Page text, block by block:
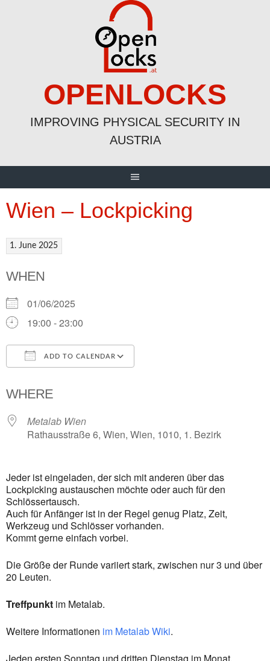
OPENLOCKS
IMPROVING PHYSICAL SECURITY IN
AUSTRIA
Wien – Lockpicking
1. June 2025
WHEN
01/06/2025
19:00 - 23:00
ADD TO CALENDAR
WHERE
Metalab Wien
Rathausstraße 6, Wien, Wien, 1010, 1. Bezirk
Jeder ist eingeladen, der sich mit anderen über das
Lockpicking austauschen möchte oder auch für den
Schlössertausch.
Auch für Anfänger ist in der Regel genug Platz, Zeit,
Werkzeug und Schlösser vorhanden.
Kommt gerne einfach vorbei.
Die Größe der Runde variiert stark, zwischen nur 3 und über
20 Leuten.
Treffpunkt im Metalab.
Weitere Informationen im Metalab Wiki.
Jeden ersten Sonntag und dritten Dienstag im Monat.